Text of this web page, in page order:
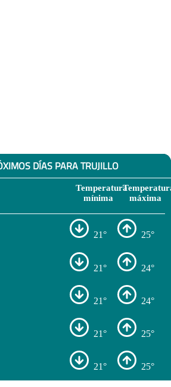
DÍAS PARA TRUJILLO
Temperatura
mínima
máxima
21° 25°
21° 24°
21° 24°
21° 25°
21° 25°